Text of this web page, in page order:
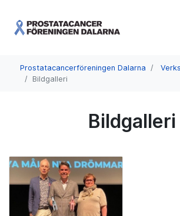
Prostatacancerföreningen Dalarna
Bildgalleri
Bildgalleri